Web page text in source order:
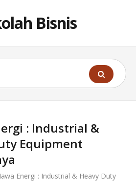
Bisnis
: Industrial &
Equipment
Energi : Industrial & Heavy Duty